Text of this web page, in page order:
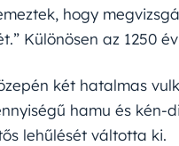
hogy
Különösen az 1250
két hatalmas
hamu és kén-
lehűlését váltotta ki.